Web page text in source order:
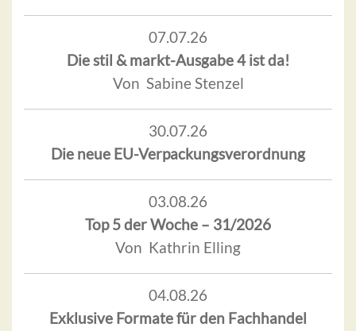
07.07.26
Die stil & markt-Ausgabe 4 ist da!
Von Sabine Stenzel
30.07.26
Die neue EU-Verpackungsverordnung
03.08.26
Top 5 der Woche – 31/2026
Von Kathrin Elling
04.08.26
Exklusive Formate für den Fachhandel